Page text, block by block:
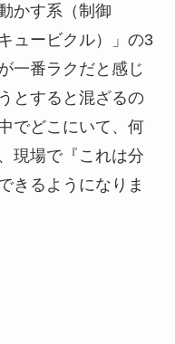
かす系（制御
ュービクル）」の3
一番ラクだと感じ
とすると混ざるの
でどこにいて、何
現場で『これは分
きるようになりま